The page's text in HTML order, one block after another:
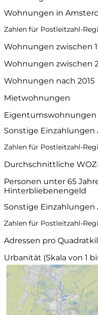
Wohnungen in
Zahlen für Postleitzahl-
Wohnungen zwischen
Wohnungen zwischen
Wohnungen nach 2015
Mietwohnungen
Eigentumswohnungen
Sonstige Einzahlungen
Zahlen für Postleitzahl-
Durchschnittliche
Personen unter 65
Hinterbliebenengeld
Sonstige Einzahlungen
Zahlen für Postleitzahl-
Adressen pro
Urbanität (Skala von 1